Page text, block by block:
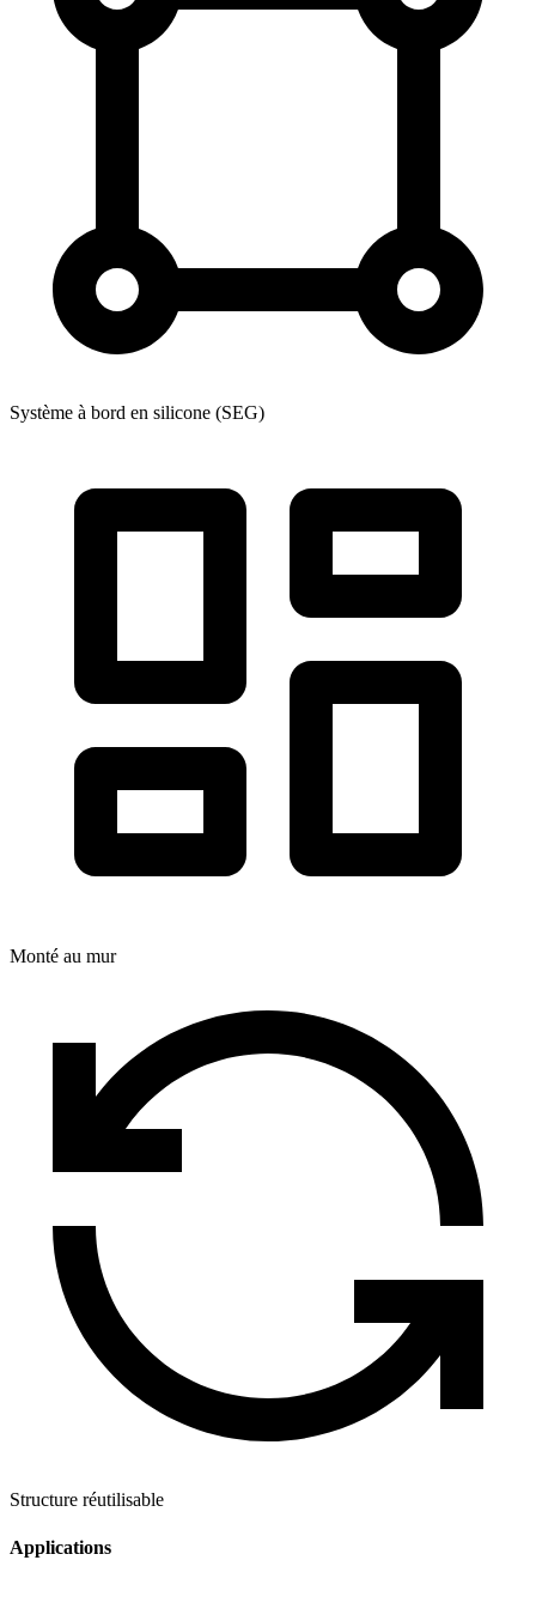
Système à bord en silicone (SEG)
Monté au mur
Structure réutilisable
Applications